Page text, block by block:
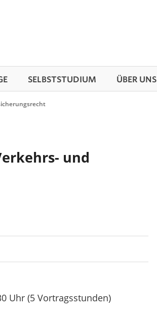
SELBSTSTUDIUM ÜBER UNS
und
Uhr(5 Vortragsstunden)